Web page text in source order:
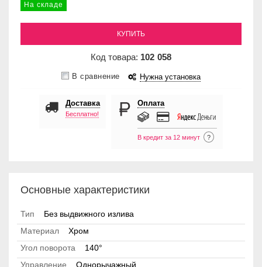
На складе
КУПИТЬ
Код товара: 102 058
В сравнение Нужна установка
Доставка
Бесплатно!
Оплата
В кредит за 12 минут ?
Основные характеристики
Тип
Без выдвижного излива
Материал
Хром
Угол поворота
140°
Управление
Однорычажный